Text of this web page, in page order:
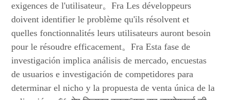
exigences de l'utilisateur。Fra Les développeurs
doivent identifier le problème qu'ils résolvent et
quelles fonctionnalités leurs utilisateurs auront besoin
pour le résoudre efficacement。Fra Esta fase de
investigación implica análisis de mercado, encuestas
de usuarios e investigación de competidores para
determinar el nicho y la propuesta de venta única de la